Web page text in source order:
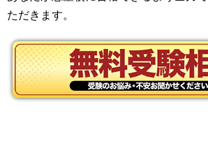
ただきます。